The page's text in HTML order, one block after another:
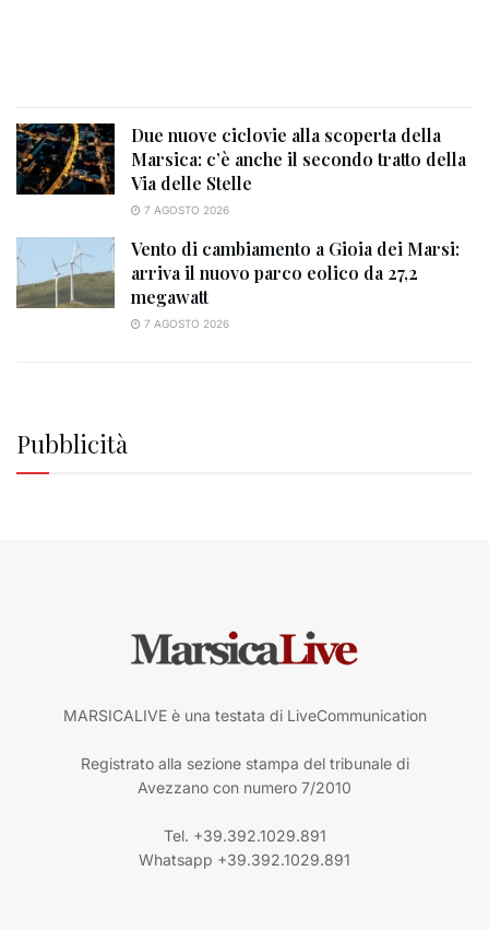
Due nuove ciclovie alla scoperta della
Marsica: c’è anche il secondo tratto della
Via delle Stelle
7 AGOSTO 2026
Vento di cambiamento a Gioia dei Marsi:
arriva il nuovo parco eolico da 27,2
megawatt
7 AGOSTO 2026
Pubblicità
MARSICALIVE è una testata di LiveCommunication
Registrato alla sezione stampa del tribunale di
Avezzano con numero 7/2010
Tel. +39.392.1029.891
Whatsapp +39.392.1029.891